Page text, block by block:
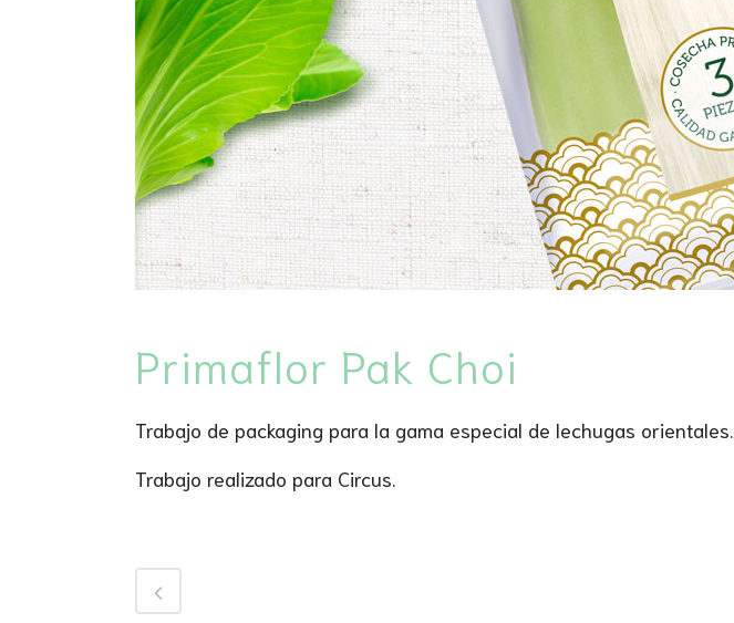
Primaflor Pak Choi
Trabajo de packaging para la gama especial de lechugas orientales.
Trabajo realizado para Circus.